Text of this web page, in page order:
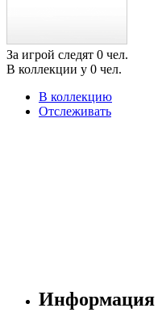
За игрой следят 0 чел.
В коллекции у 0 чел.
В коллекцию
Отслеживать
Информация